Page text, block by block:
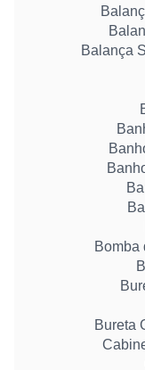
Balança
Bomba
Bureta